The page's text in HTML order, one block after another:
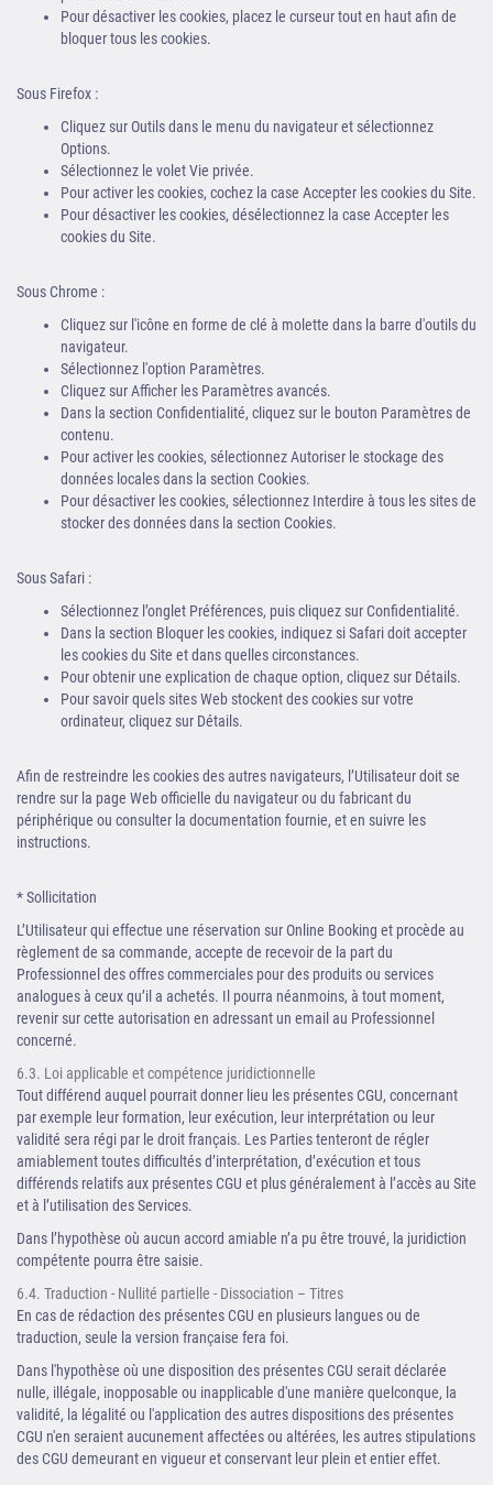
Pour désactiver les cookies, placez le curseur tout en haut afin de
bloquer tous les cookies.
Sous Firefox :
Cliquez sur Outils dans le menu du navigateur et sélectionnez
Options.
Sélectionnez le volet Vie privée.
Pour activer les cookies, cochez la case Accepter les cookies du Site.
Pour désactiver les cookies, désélectionnez la case Accepter les
cookies du Site.
Sous Chrome :
Cliquez sur l'icône en forme de clé à molette dans la barre d'outils du
navigateur.
Sélectionnez l'option Paramètres.
Cliquez sur Afficher les Paramètres avancés.
Dans la section Confidentialité, cliquez sur le bouton Paramètres de
contenu.
Pour activer les cookies, sélectionnez Autoriser le stockage des
données locales dans la section Cookies.
Pour désactiver les cookies, sélectionnez Interdire à tous les sites de
stocker des données dans la section Cookies.
Sous Safari :
Sélectionnez l’onglet Préférences, puis cliquez sur Confidentialité.
Dans la section Bloquer les cookies, indiquez si Safari doit accepter
les cookies du Site et dans quelles circonstances.
Pour obtenir une explication de chaque option, cliquez sur Détails.
Pour savoir quels sites Web stockent des cookies sur votre
ordinateur, cliquez sur Détails.
Afin de restreindre les cookies des autres navigateurs, l’Utilisateur doit se
rendre sur la page Web officielle du navigateur ou du fabricant du
périphérique ou consulter la documentation fournie, et en suivre les
instructions.
* Sollicitation
L’Utilisateur qui effectue une réservation sur Online Booking et procède au
règlement de sa commande, accepte de recevoir de la part du
Professionnel des offres commerciales pour des produits ou services
analogues à ceux qu’il a achetés. Il pourra néanmoins, à tout moment,
revenir sur cette autorisation en adressant un email au Professionnel
concerné.
6.3. Loi applicable et compétence juridictionnelle
Tout différend auquel pourrait donner lieu les présentes CGU, concernant
par exemple leur formation, leur exécution, leur interprétation ou leur
validité sera régi par le droit français. Les Parties tenteront de régler
amiablement toutes difficultés d’interprétation, d’exécution et tous
différends relatifs aux présentes CGU et plus généralement à l’accès au Site
et à l’utilisation des Services.
Dans l’hypothèse où aucun accord amiable n’a pu être trouvé, la juridiction
compétente pourra être saisie.
6.4. Traduction - Nullité partielle - Dissociation – Titres
En cas de rédaction des présentes CGU en plusieurs langues ou de
traduction, seule la version française fera foi.
Dans l'hypothèse où une disposition des présentes CGU serait déclarée
nulle, illégale, inopposable ou inapplicable d'une manière quelconque, la
validité, la légalité ou l'application des autres dispositions des présentes
CGU n'en seraient aucunement affectées ou altérées, les autres stipulations
des CGU demeurant en vigueur et conservant leur plein et entier effet.